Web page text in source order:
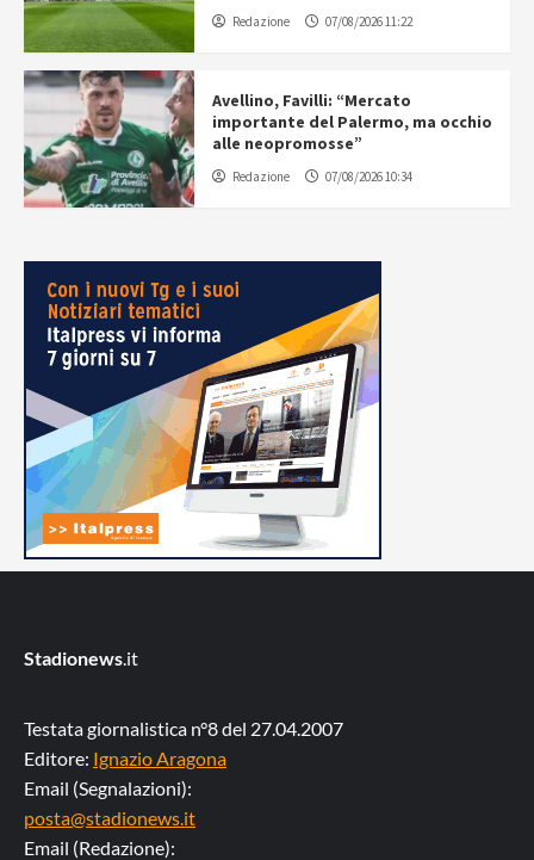
Redazione 07/08/2026 11:22
Avellino, Favilli: “Mercato
importante del Palermo, ma occhio
alle neopromosse”
Redazione 07/08/2026 10:34
Stadionews.it
Testata giornalistica n°8 del 27.04.2007
Editore: Ignazio Aragona
Email (Segnalazioni):
posta@stadionews.it
Email (Redazione):